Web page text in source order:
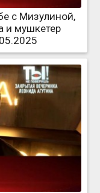
с Мизулиной,
и мушкетер